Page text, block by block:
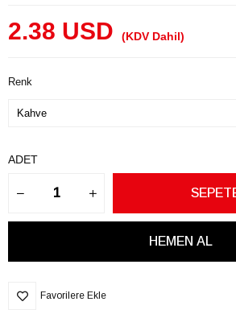
2.38 USD (KDV Dahil)
Renk
ADET
Favorilere Ekle